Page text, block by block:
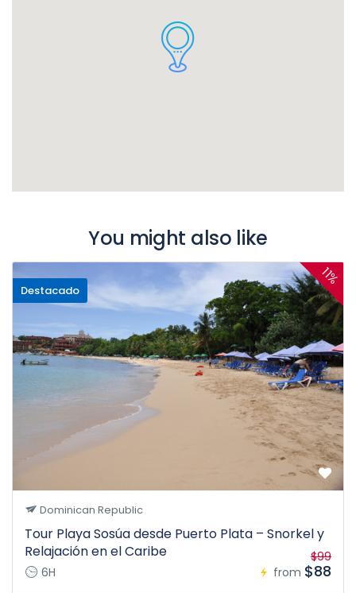
You might also like
Destacado
11%
Dominican Republic
Tour Playa Sosúa desde Puerto Plata – Snorkel y
Relajación en el Caribe
6H from
$99
$88